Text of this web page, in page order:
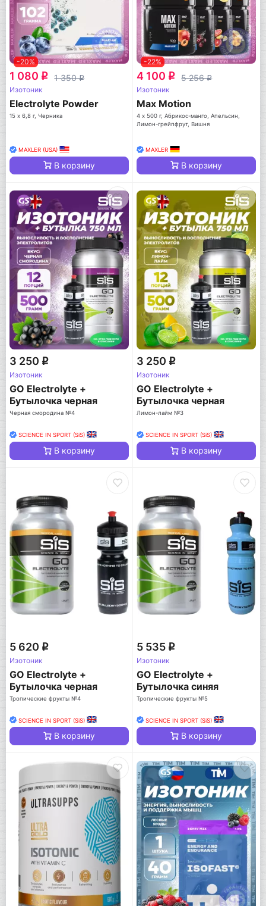
-20%
1 080 q 1 350q
Изотоник
Electrolyte Powder
15 х 6,8 г, Черника
MAXLER (USA)
В корзину
-22%
4 100 q 5 256q
Изотоник
Max Motion
4 х 500 г, Абрикос-манго, Апельсин,
Лимон-грейпфрут, Вишня
MAXLER
В корзину
3 250 q
Изотоник
GO Electrolyte +
Бутылочка черная
Черная смородина №4
SCIENCE IN SPORT (SiS)
В корзину
3 250 q
Изотоник
GO Electrolyte +
Бутылочка черная
Лимон-лайм №3
SCIENCE IN SPORT (SiS)
В корзину
5 620 q
Изотоник
GO Electrolyte +
Бутылочка черная
Тропические фрукты №4
SCIENCE IN SPORT (SiS)
В корзину
5 535 q
Изотоник
GO Electrolyte +
Бутылочка синяя
Тропические фрукты №5
SCIENCE IN SPORT (SiS)
В корзину